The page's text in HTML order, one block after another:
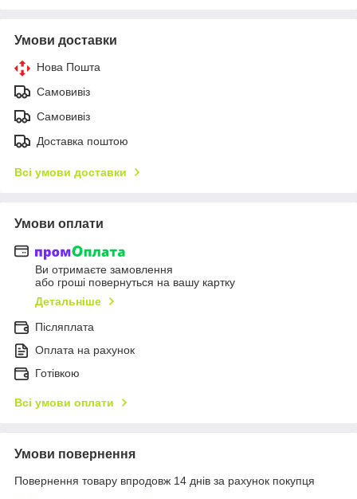
Умови доставки
Нова Пошта
Самовивіз
Самовивіз
Доставка поштою
Всі умови доставки
Умови оплати
Ви отримаєте замовлення
або гроші повернуться на вашу картку
Детальніше
Післяплата
Оплата на рахунок
Готівкою
Всі умови оплати
Умови повернення
Повернення товару впродовж 14 днів за рахунок покупця